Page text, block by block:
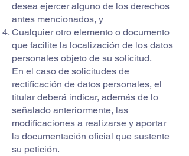
desea ejercer alguno de los derechos
antes mencionados, y
Cualquier otro elemento o documento
que facilite la localización de los datos
personales objeto de su solicitud.
En el caso de solicitudes de
rectificación de datos personales, el
titular deberá indicar, además de lo
señalado anteriormente, las
modificaciones a realizarse y aportar
la documentación oficial que sustente
su petición.